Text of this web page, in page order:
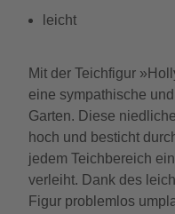
leicht
Mit der Teichfigur
eine sympathische
Garten. Diese
hoch und besticht
jedem Teichbereich
verleiht. Dank des
Figur problemlos